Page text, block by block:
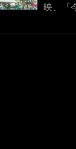
映、『